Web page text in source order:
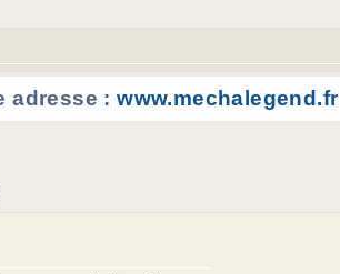
adresse :www.mechalegend.fr